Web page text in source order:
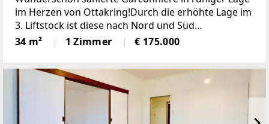
im Herzen von Ottakring!Durch die erhöhte Lage im
3. Liftstock ist diese nach Nord und Süd
ausgerichtete Wohnung sehr hell und bietet eine
angenehme Wohnatmosphäre. Sie verfügt über
34 m² 1 Zimmer € 175.000